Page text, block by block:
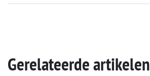
Gerelateerde artikelen